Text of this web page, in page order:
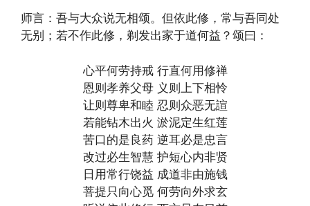
师言：吾与大众说无相颂。但依此修，常与吾同处
无别；若不作此修，剃发出家于道何益？颂曰：
心平何劳持戒 行直何用修禅
恩则孝养父母 义则上下相怜
让则尊卑和睦 忍则众恶无諠
若能钻木出火 淤泥定生红莲
苦口的是良药 逆耳必是忠言
改过必生智慧 护短心内非贤
日用常行饶益 成道非由施钱
菩提只向心觅 何劳向外求玄